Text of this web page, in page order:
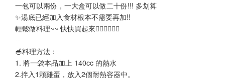
一包可以兩份，一大盒可以做二十份!!! 多划算
✨湯底已經加入食材根本不需要再加!!
輕鬆做料理~~ 快快買起來🙆‍♀️🙆‍♀️🙆‍♀️
--
🥣料理方法：
1. 將一袋本品加上 140cc 的熱水
2.拌入1顆雞蛋，放入2個耐熱容器中。